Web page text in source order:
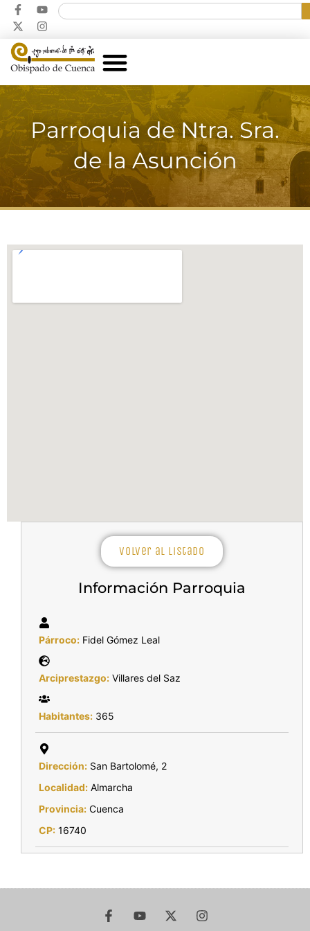
Parroquia de Ntra. Sra.
de la Asunción
Volver al listado
Información Parroquia
Párroco: Fidel Gómez Leal
Arciprestazgo: Villares del Saz
Habitantes: 365
Dirección: San Bartolomé, 2
Localidad: Almarcha
Provincia: Cuenca
CP: 16740